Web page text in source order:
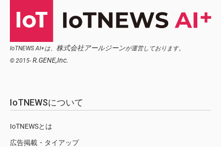
IoTNEWS AI+は、 株式会社アールジーンが運営しております。
© 2015- R.GENE,Inc.
IoTNEWSについて
IoTNEWSとは
広告掲載・タイアップ